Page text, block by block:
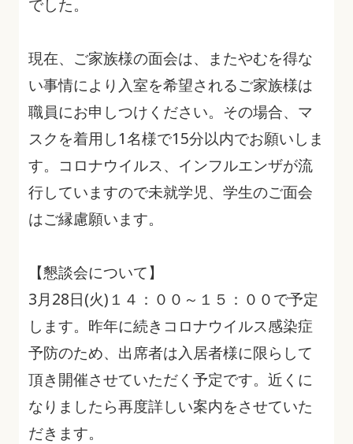
でした。
現在、ご家族様の面会は、またやむを得な
い事情により入室を希望されるご家族様は
職員にお申しつけください。その場合、マ
スクを着用し1名様で15分以内でお願いしま
す。コロナウイルス、インフルエンザが流
行していますので未就学児、学生のご面会
はご縁慮願います。
【懇談会について】
3月28日(火)１４：００～１５：００で予定
します。昨年に続きコロナウイルス感染症
予防のため、出席者は入居者様に限らして
頂き開催させていただく予定です。近くに
なりましたら再度詳しい案内をさせていた
だきます。